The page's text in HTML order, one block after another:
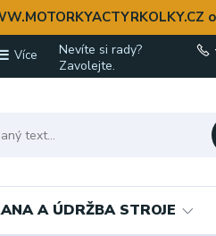
Více
Nevíte si rady?
Zavolejte.
A ÚDRŽBA STROJE